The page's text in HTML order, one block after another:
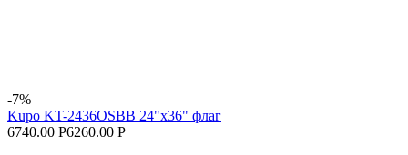
-7%
Kupo KT-2436OSBB 24"x36" флаг
6740.00 Р6260.00 Р